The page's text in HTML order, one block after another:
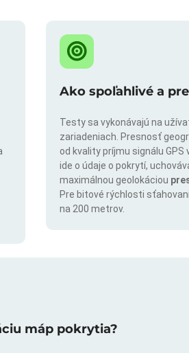
Ako spoľahlivé a
Testy sa vykonávajú na
zariadeniach. Presnosť
od kvality príjmu signálu
ide o údaje o pokrytí,
maximálnou geolokáciou
Pre bitové rýchlosti
na 200 metrov.
máp pokrytia?